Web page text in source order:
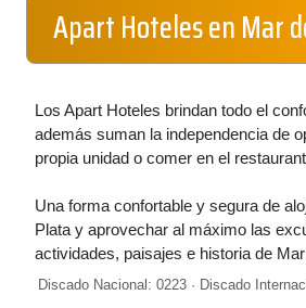
Apart Hoteles en Mar
Los Apart Hoteles brindan todo el
además suman la independencia de
propia unidad o comer en el
Una forma confortable y segura de
Plata y aprovechar al máximo las
actividades, paisajes e historia de
Discado Nacional: 0223 · Discado